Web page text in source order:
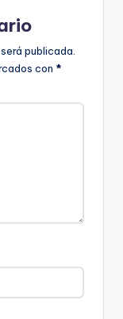
publicada.
con *